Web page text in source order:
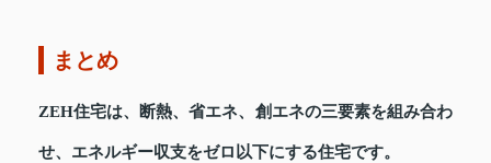
まとめ
ZEH住宅は、断熱、省エネ、創エネの三要素を組み合わ
せ、エネルギー収支をゼロ以下にする住宅です。